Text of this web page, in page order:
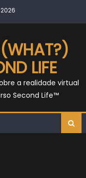
LIFE
a realidade virtual
Second Life™